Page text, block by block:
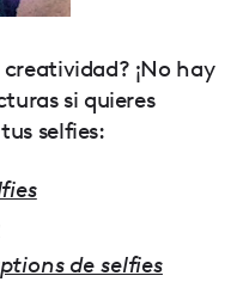
¡No hay
si quieres
selfies:
de selfies